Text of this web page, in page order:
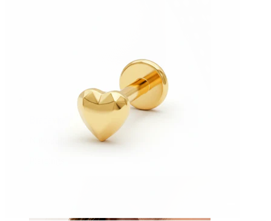
Nakupujte podľa piercingu